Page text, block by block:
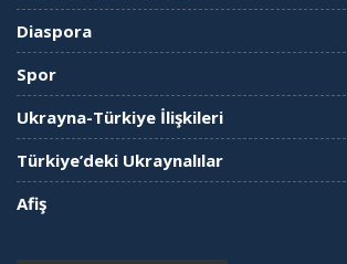
Diaspora
Spor
Ukrayna-Türkiye İlişkileri
Türkiye’deki Ukraynalılar
Afiş